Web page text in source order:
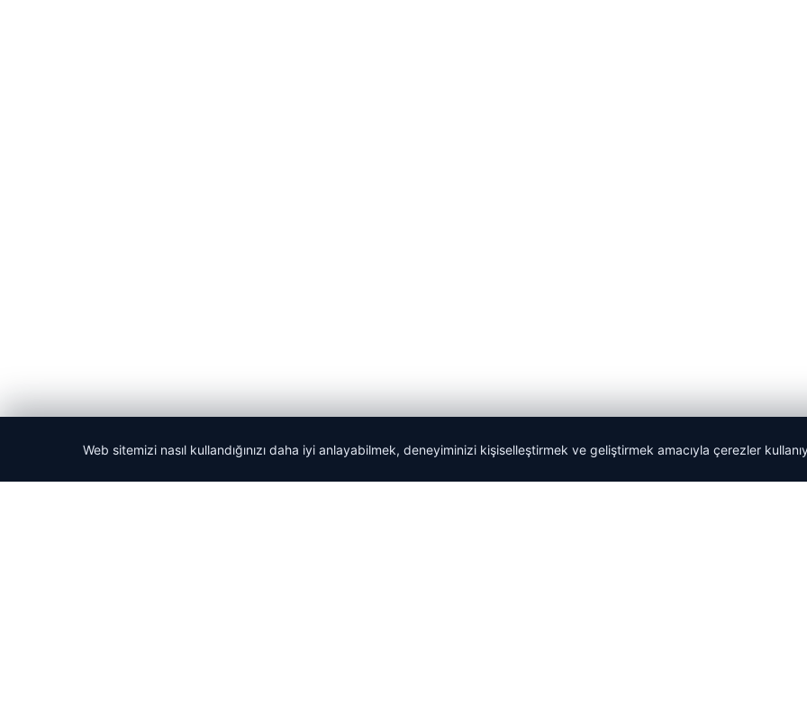
Web sitemizi nasıl kullandığınızı daha iyi anlayabilmek, deneyiminizi kişiselleştirmek ve geliştirmek amacıyla çerezler